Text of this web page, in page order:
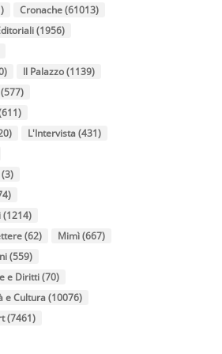
Cronache(61013)
(1956)
Il Palazzo(1139)
(577)
L'Intervista(431)
(3)
(1214)
(62) Mimì(667)
(559)
e Diritti(70)
e Cultura(10076)
(7461)